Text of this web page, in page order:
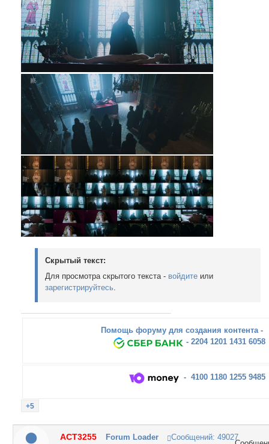
Скрытый текст:
Для просмотра скрытого текста - войдите или
зарегистрируйтесь
Помощь форуму для создания контента -
- 2204 1201 1431 6058
- 4100 1180 1255 9485
+5
ACT3255 Forum Loader Сообщений: 49027